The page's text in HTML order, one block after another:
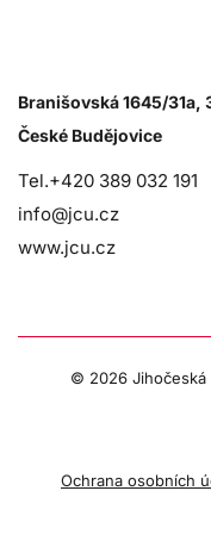
Branišovská 1645/31a,
České Budějovice
Tel.+420 389 032 191
info@jcu.cz
www.jcu.cz
© 2026
Ochrana osobních